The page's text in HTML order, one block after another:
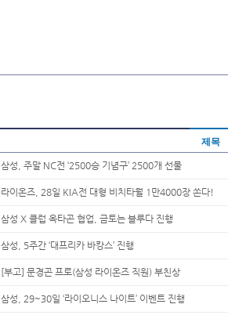
제목
삼성, 주말 NC전 ‘2500승 기념구’ 2500개 선물
라이온즈, 28일 KIA전 대형 비치타월 1만4000장 쏜다!
삼성 X 클럽 옥타곤 협업, 금토는 블루다 진행
삼성, 5주간 ‘대프리카 바캉스’ 진행
[부고] 문경곤 프로(삼성 라이온즈 직원) 부친상
삼성, 29~30일 ‘라이오니스 나이트’ 이벤트 진행